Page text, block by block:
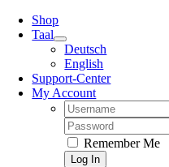
Skip
Shop
Taal
Deutsch
English
Support-Center
My Account
Username:
Password:
Remember Me